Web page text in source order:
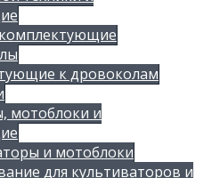
к дровоколам
мотоблоки и
и мотоблоки
для культиваторов и